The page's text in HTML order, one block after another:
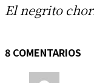
El negrito
8 COMENTARIOS